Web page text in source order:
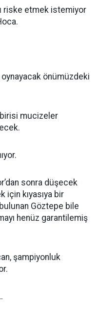
riske etmek istemiyor
önümüzdeki
mucizeler
sonra düşecek
için kıyasıya bir
Göztepe bile
henüz garantilemiş
şampiyonluk